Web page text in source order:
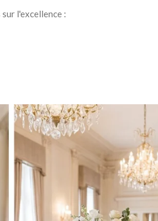
l'excellence :